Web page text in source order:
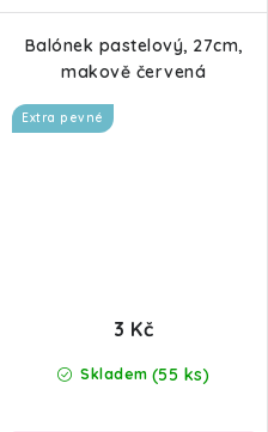
Balónek pastelový, 27cm,
makově červená
Extra pevné
Skladem (55 ks)
3 Kč